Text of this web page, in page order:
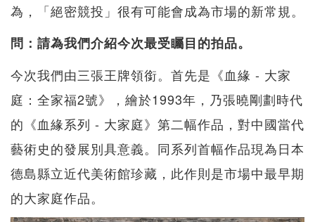
為，「絕密競投」很有可能會成為市場的新常規。
問：請為我們介紹今次最受矚目的拍品。
今次我們由三張王牌領銜。首先是《血緣 - 大家
庭：全家福2號》，繪於1993年，乃張曉剛劃時代
的《血緣系列 - 大家庭》第二幅作品，對中國當代
藝術史的發展別具意義。同系列首幅作品現為日本
德島縣立近代美術館珍藏，此作則是市場中最早期
的大家庭作品。